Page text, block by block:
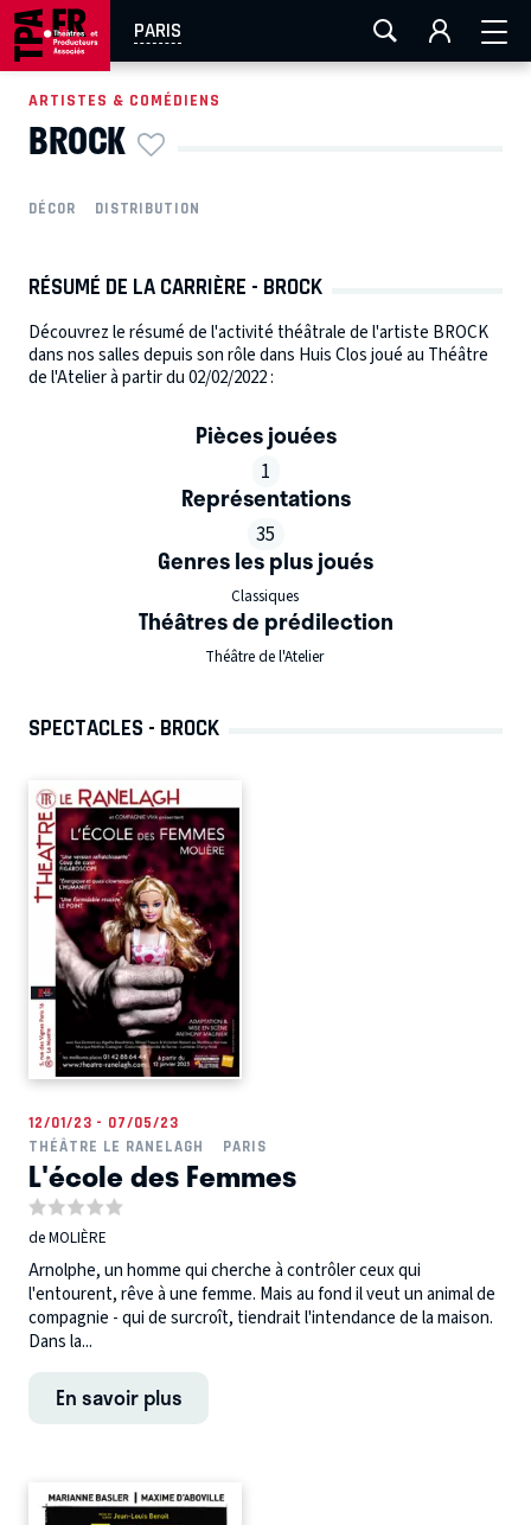
PARIS
AIX-MARSEILLE LA ROCHELLE
EN TOURNÉE
ARTISTES & COMÉDIENS
BROCK
DÉCOR DISTRIBUTION
RÉSUMÉ DE LA CARRIÈRE - BROCK
Découvrez le résumé de l'activité théâtrale de l'artiste BROCK
dans nos salles depuis son rôle dans Huis Clos joué au Théâtre
de l'Atelier à partir du 02/02/2022 :
Pièces jouées
1
Représentations
35
Genres les plus joués
Classiques
Théâtres de prédilection
Théâtre de l'Atelier
SPECTACLES - BROCK
12/01/23 - 07/05/23
THÉÂTRE LE RANELAGH
PARIS
L'école des Femmes
de MOLIÈRE
Arnolphe, un homme qui cherche à contrôler ceux qui
l'entourent, rêve à une femme. Mais au fond il veut un animal de
compagnie - qui de surcroît, tiendrait l'intendance de la maison.
Dans la...
En savoir plus